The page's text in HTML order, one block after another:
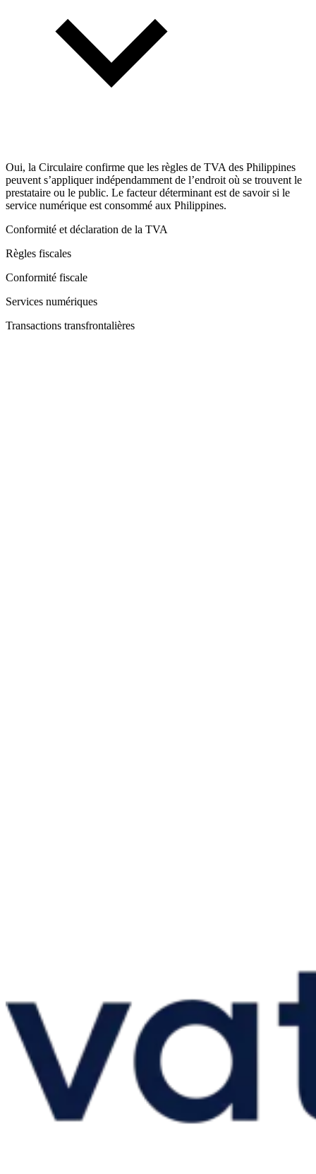
Oui, la Circulaire confirme que les règles de TVA des Philippines
peuvent s’appliquer indépendamment de l’endroit où se trouvent le
prestataire ou le public. Le facteur déterminant est de savoir si le
service numérique est consommé aux Philippines.
Conformité et déclaration de la TVA
Règles fiscales
Conformité fiscale
Services numériques
Transactions transfrontalières